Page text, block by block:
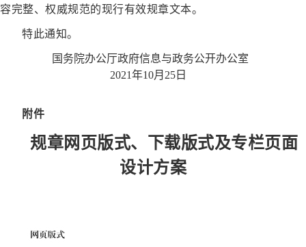
容完整、权威规范的现行有效规章文本。
特此通知。
国务院办公厅政府信息与政务公开办公室
2021年10月25日
附件
规章网页版式、下载版式及专栏页面
设计方案